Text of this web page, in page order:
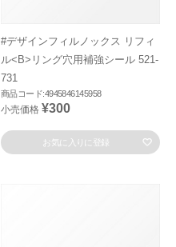
#デザインフィルノックス リフィ
ル<B>リング穴用補強シール 521-
731
商品コード:4945846145958
小売価格 ¥300
お気に入りに登録